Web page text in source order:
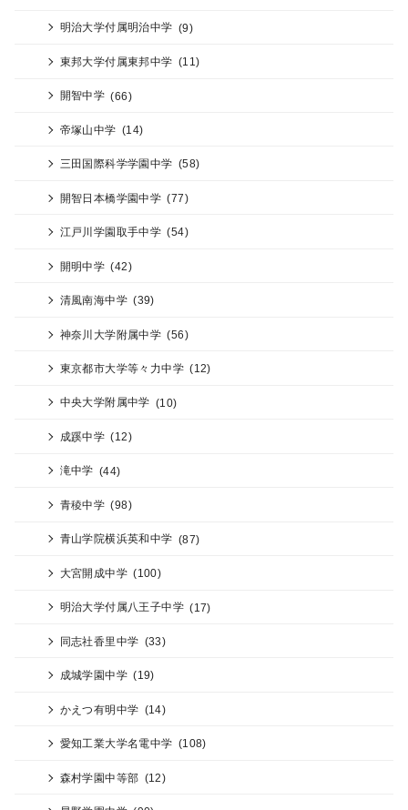
明治大学付属明治中学 (9)
東邦大学付属東邦中学 (11)
開智中学 (66)
帝塚山中学 (14)
三田国際科学学園中学 (58)
開智日本橋学園中学 (77)
江戸川学園取手中学 (54)
開明中学 (42)
清風南海中学 (39)
神奈川大学附属中学 (56)
東京都市大学等々力中学 (12)
中央大学附属中学 (10)
成蹊中学 (12)
滝中学 (44)
青稜中学 (98)
青山学院横浜英和中学 (87)
大宮開成中学 (100)
明治大学付属八王子中学 (17)
同志社香里中学 (33)
成城学園中学 (19)
かえつ有明中学 (14)
愛知工業大学名電中学 (108)
森村学園中等部 (12)